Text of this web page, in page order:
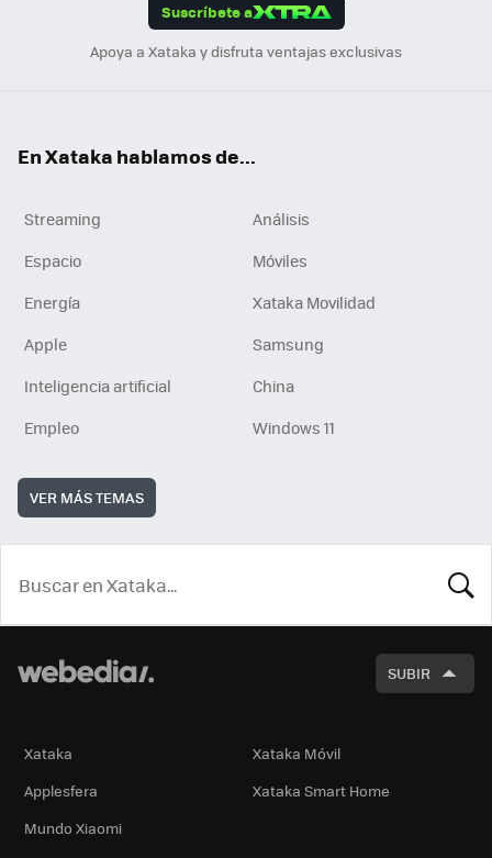
Suscríbete a
Apoya a Xataka y disfruta ventajas exclusivas
En Xataka hablamos de...
Streaming
Análisis
Espacio
Móviles
Energía
Xataka Movilidad
Apple
Samsung
Inteligencia artificial
China
Empleo
Windows 11
VER MÁS TEMAS
SUBIR
Xataka
Xataka Móvil
Applesfera
Xataka Smart Home
Mundo Xiaomi